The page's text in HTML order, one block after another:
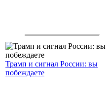
Трамп и сигнал России: вы
побеждаете